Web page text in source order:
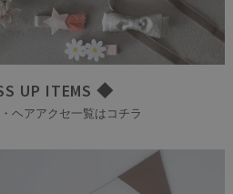
UP ITEMS ◆
ヘアアクセ一覧はコチラ